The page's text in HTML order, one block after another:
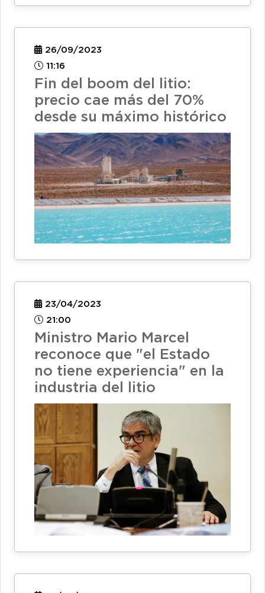
26/09/2023
11:16
Fin del boom del litio:
precio cae más del 70%
desde su máximo histórico
23/04/2023
21:00
Ministro Mario Marcel
reconoce que "el Estado
no tiene experiencia" en la
industria del litio